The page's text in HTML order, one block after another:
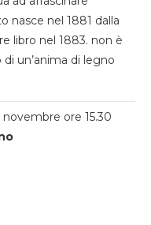
nasce nel 1881 dalla
libro nel 1883. non è
un’anima di legno
ore 15.30